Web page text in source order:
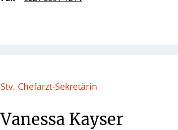
Stv. Chefarzt-Sekretärin
Vanessa Kayser